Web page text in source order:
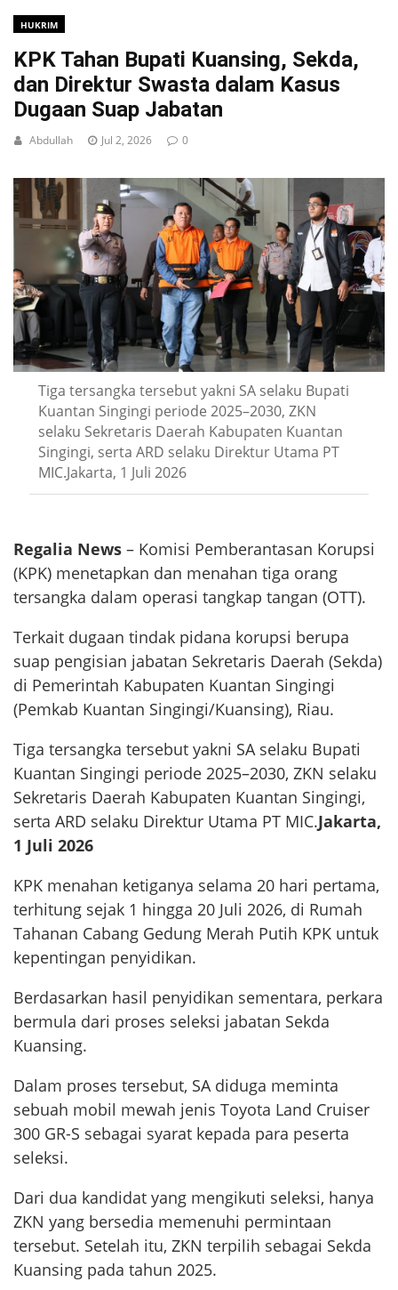
HUKRIM
KPK Tahan Bupati Kuansing, Sekda,
dan Direktur Swasta dalam Kasus
Dugaan Suap Jabatan
Abdullah Jul 2, 2026 0
Tiga tersangka tersebut yakni SA selaku Bupati
Kuantan Singingi periode 2025–2030, ZKN
selaku Sekretaris Daerah Kabupaten Kuantan
Singingi, serta ARD selaku Direktur Utama PT
MIC.Jakarta, 1 Juli 2026
Regalia News – Komisi Pemberantasan Korupsi
(KPK) menetapkan dan menahan tiga orang
tersangka dalam operasi tangkap tangan (OTT).
Terkait dugaan tindak pidana korupsi berupa
suap pengisian jabatan Sekretaris Daerah (Sekda)
di Pemerintah Kabupaten Kuantan Singingi
(Pemkab Kuantan Singingi/Kuansing), Riau.
Tiga tersangka tersebut yakni SA selaku Bupati
Kuantan Singingi periode 2025–2030, ZKN selaku
Sekretaris Daerah Kabupaten Kuantan Singingi,
serta ARD selaku Direktur Utama PT MIC.Jakarta,
1 Juli 2026
KPK menahan ketiganya selama 20 hari pertama,
terhitung sejak 1 hingga 20 Juli 2026, di Rumah
Tahanan Cabang Gedung Merah Putih KPK untuk
kepentingan penyidikan.
Berdasarkan hasil penyidikan sementara, perkara
bermula dari proses seleksi jabatan Sekda
Kuansing.
Dalam proses tersebut, SA diduga meminta
sebuah mobil mewah jenis Toyota Land Cruiser
300 GR-S sebagai syarat kepada para peserta
seleksi.
Dari dua kandidat yang mengikuti seleksi, hanya
ZKN yang bersedia memenuhi permintaan
tersebut. Setelah itu, ZKN terpilih sebagai Sekda
Kuansing pada tahun 2025.